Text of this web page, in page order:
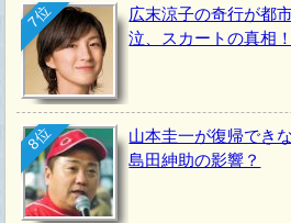
7位
広末涼子の奇行が都
泣、スカートの真相！
8位
山本圭一が復帰でき
島田紳助の影響？